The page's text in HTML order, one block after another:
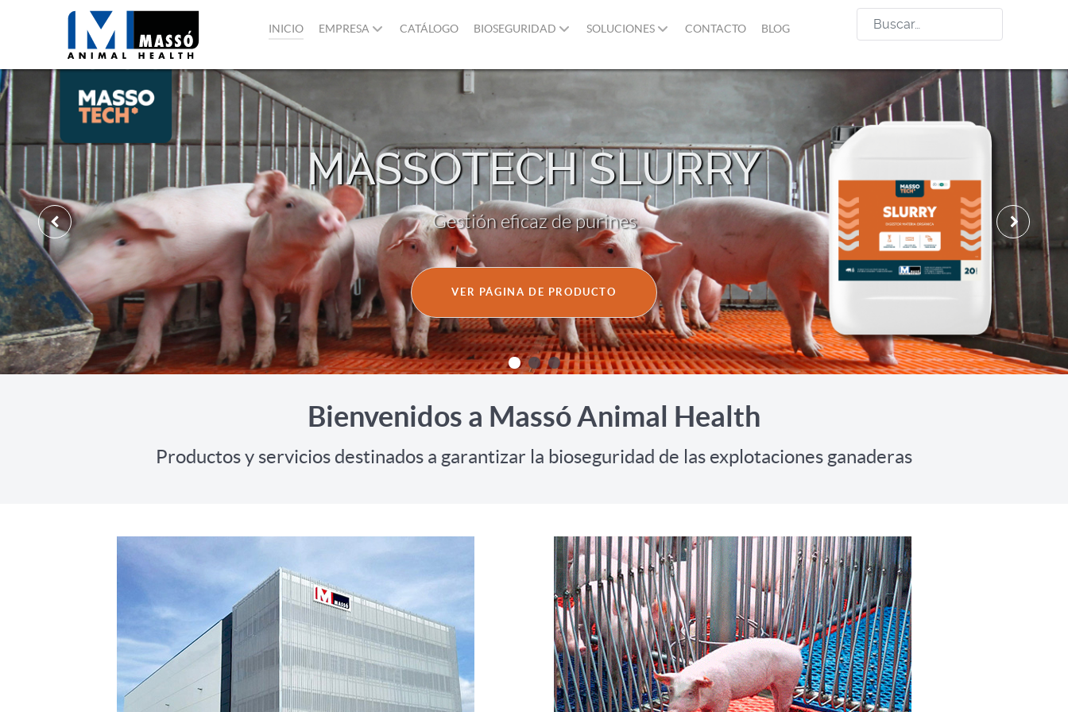
INICIO EMPRESA CATÁLOGO BIOSEGURIDAD SOLUCIONES CONTACTO BLOG
Buscar
MASSOTECH SLURRY
Gestión eficaz de purines
VER PÁGINA DE PRODUCTO
Bienvenidos a Massó Animal Health
Productos y servicios destinados a garantizar la bioseguridad de las explotaciones ganaderas